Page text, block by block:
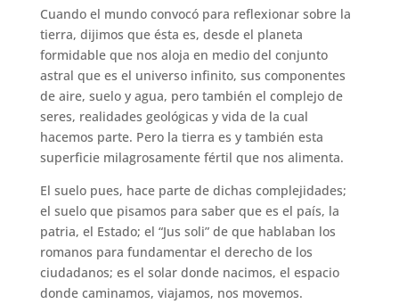
Cuando el mundo convocó para reflexionar sobre la
tierra, dijimos que ésta es, desde el planeta
formidable que nos aloja en medio del conjunto
astral que es el universo infinito, sus componentes
de aire, suelo y agua, pero también el complejo de
seres, realidades geológicas y vida de la cual
hacemos parte. Pero la tierra es y también esta
superficie milagrosamente fértil que nos alimenta.
El suelo pues, hace parte de dichas complejidades;
el suelo que pisamos para saber que es el país, la
patria, el Estado; el “Jus soli” de que hablaban los
romanos para fundamentar el derecho de los
ciudadanos; es el solar donde nacimos, el espacio
donde caminamos, viajamos, nos movemos.